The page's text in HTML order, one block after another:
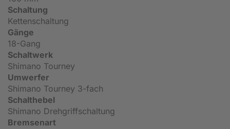
Schaltung
Kettenschaltung
Gänge
18-Gang
Schaltwerk
Shimano Tourney
Umwerfer
Shimano Tourney 3-fach
Schalthebel
Shimano Drehgriffschaltung
Bremsenart